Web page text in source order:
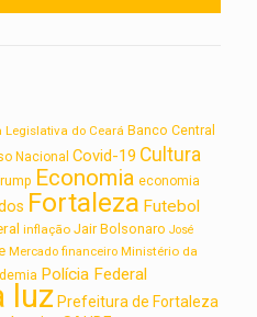
Legislativa do Ceará Banco Central
Nacional Covid-19 Cultura
Economia economia
Fortaleza Futebol
inflação Jair Bolsonaro José
Mercado financeiro Ministério da
Polícia Federal
luz Prefeitura de Fortaleza